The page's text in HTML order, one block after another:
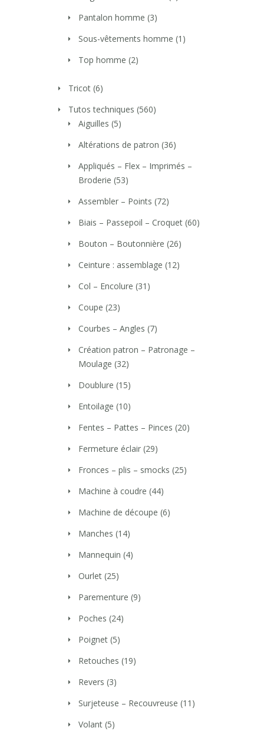
Pantalon homme (3)
Sous-vêtements homme (1)
Top homme (2)
Tricot (6)
Tutos techniques (560)
Aiguilles (5)
Altérations de patron (36)
Appliqués – Flex – Imprimés –
Broderie (53)
Assembler – Points (72)
Biais – Passepoil – Croquet (60)
Bouton – Boutonnière (26)
Ceinture : assemblage (12)
Col – Encolure (31)
Coupe (23)
Courbes – Angles (7)
Création patron – Patronage –
Moulage (32)
Doublure (15)
Entoilage (10)
Fentes – Pattes – Pinces (20)
Fermeture éclair (29)
Fronces – plis – smocks (25)
Machine à coudre (44)
Machine de découpe (6)
Manches (14)
Mannequin (4)
Ourlet (25)
Parementure (9)
Poches (24)
Poignet (5)
Retouches (19)
Revers (3)
Surjeteuse – Recouvreuse (11)
Volant (5)